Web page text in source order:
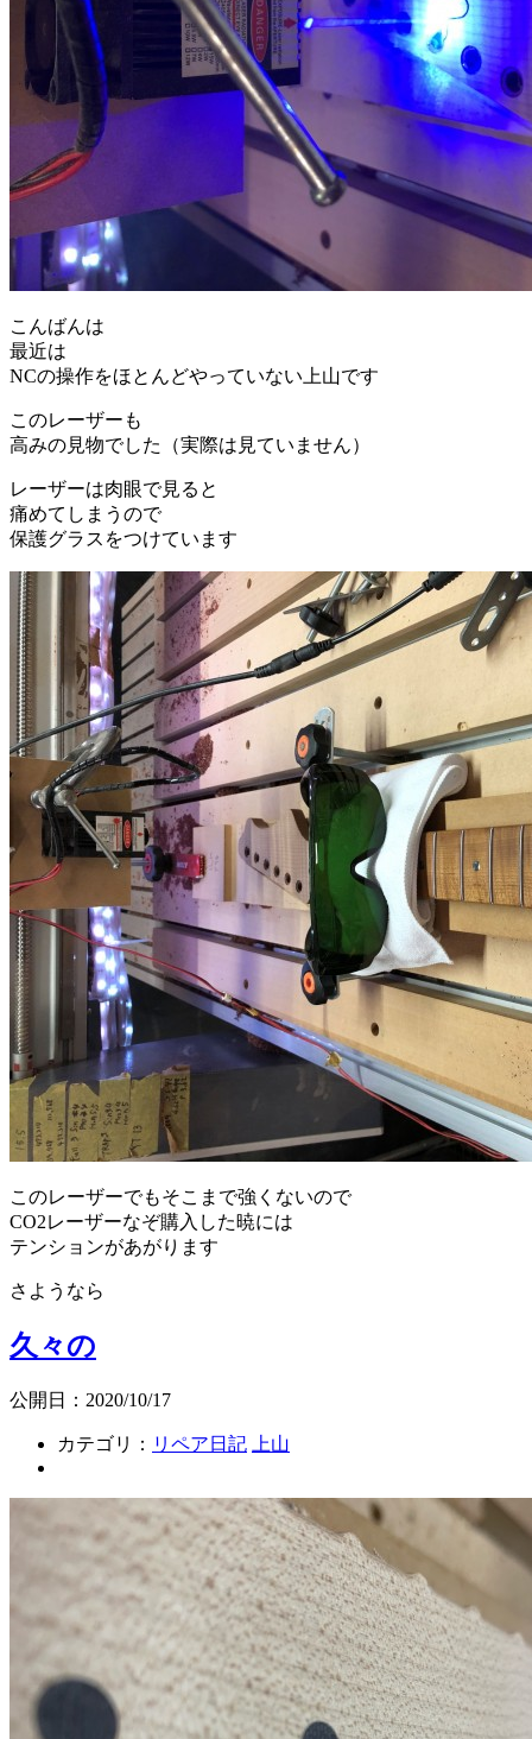
こんばんは
最近は
NCの操作をほとんどやっていない上山です
このレーザーも
高みの見物でした（実際は見ていません）
レーザーは肉眼で見ると
痛めてしまうので
保護グラスをつけています
このレーザーでもそこまで強くないので
CO2レーザーなぞ購入した暁には
テンションがあがります
さようなら
久々の
公開日：2020/10/17
カテゴリ： リペア日記 上山